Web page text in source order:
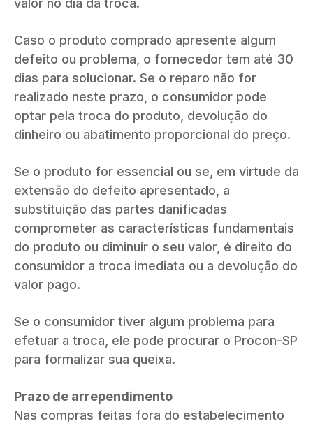
Caso o produto comprado apresente algum
defeito ou problema, o fornecedor tem até 30
dias para solucionar. Se o reparo não for
realizado neste prazo, o consumidor pode
optar pela troca do produto, devolução do
dinheiro ou abatimento proporcional do preço.
Se o produto for essencial ou se, em virtude da
extensão do defeito apresentado, a
substituição das partes danificadas
comprometer as características fundamentais
do produto ou diminuir o seu valor, é direito do
consumidor a troca imediata ou a devolução do
valor pago.
Se o consumidor tiver algum problema para
efetuar a troca, ele pode procurar o Procon-SP
para formalizar sua queixa.
Prazo de arrependimento
Nas compras feitas fora do estabelecimento